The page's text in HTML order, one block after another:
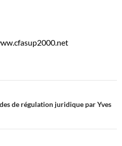
de régulation juridique par Yves